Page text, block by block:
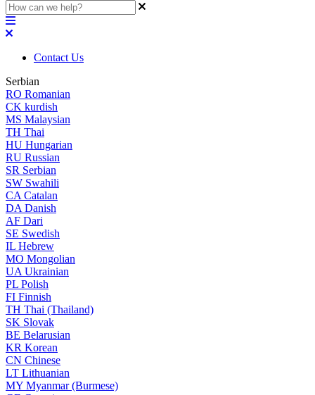
Contact Us
Serbian
RO Romanian
CK kurdish
MS Malaysian
TH Thai
HU Hungarian
RU Russian
SR Serbian
SW Swahili
CA Catalan
DA Danish
AF Dari
SE Swedish
IL Hebrew
MO Mongolian
UA Ukrainian
PL Polish
FI Finnish
TH Thai (Thailand)
SK Slovak
BE Belarusian
KR Korean
CN Chinese
LT Lithuanian
MY Myanmar (Burmese)